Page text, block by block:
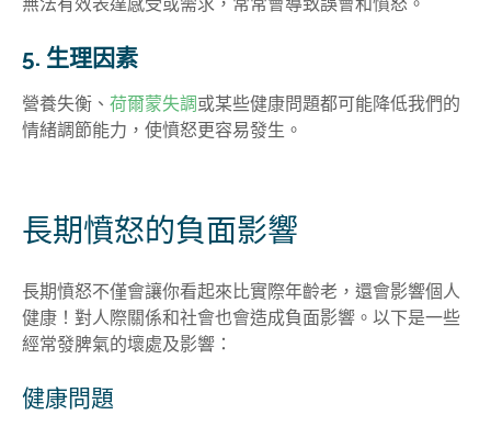
5. 生理因素
營養失衡、 荷爾蒙失調或某些健康問題都可能降低我們的
情緒調節能力，使憤怒更容易發生。
長期憤怒的負面影響
長期憤怒不僅會讓你看起來比實際年齡老，還會影響個人
健康！對人際關係和社會也會造成負面影響。以下是一些
經常發脾氣的壞處及影響：
健康問題